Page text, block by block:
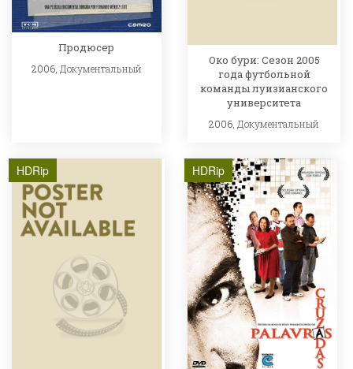
Продюсер
2006, Документальный
Око бури: Сезон 2005
года футбольной
команды луизианского
университета
2006, Документальный
HDRip HDRip